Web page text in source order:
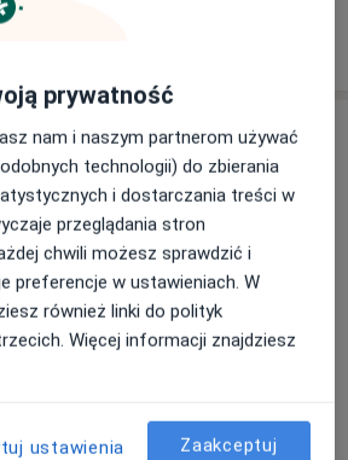
są ceny?
2 Adres 3
Rodzinnego wejście od
54-047Wrocław
Powiększ mapęotwiera się w nowej karcie
prywatność
nam i naszym partnerom używać
technologii) do zbierania
i dostarczania treści w
przeglądania stron
chwili możesz sprawdzić i
preferencje w ustawieniach. W
również linki do polityk
Więcej informacji znajdziesz
ustawienia Zaakceptuj